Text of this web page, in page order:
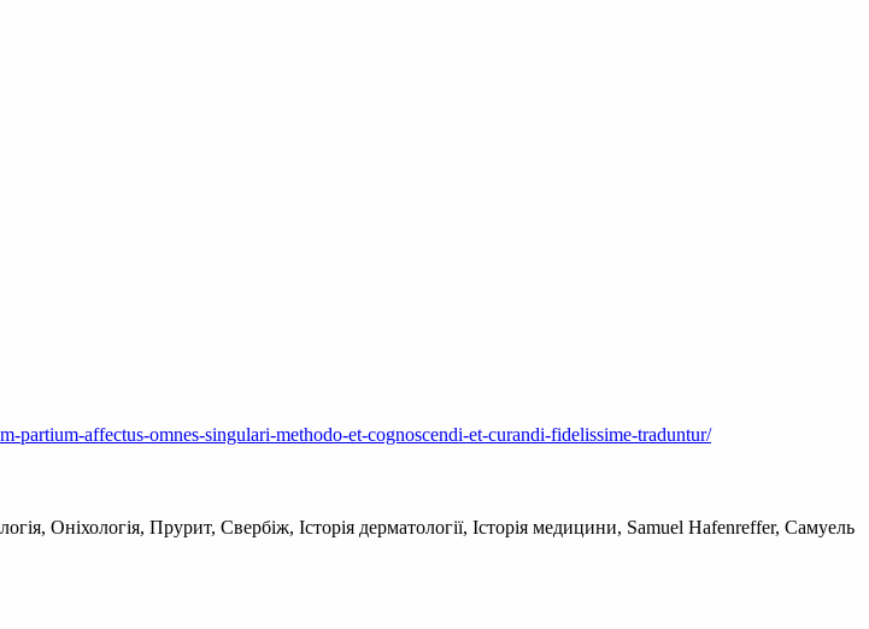
affectus-omnes-singulari-methodo-et-cognoscendi-et-curandi-fidelissime-traduntur/
Оніхологія, Прурит, Свербіж, Історія дерматології, Історія медицини, Samuel Hafenreffer, Самуель